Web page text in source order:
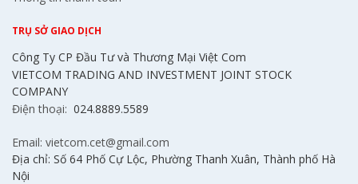
TRỤ SỞ GIAO DỊCH
Công Ty CP Đầu Tư và Thương Mại Việt Com
VIETCOM TRADING AND INVESTMENT JOINT STOCK
COMPANY
Điện thoại: 024.8889.5589
Email: vietcom.cet@gmail.com
Địa chỉ: Số 64 Phố Cự Lộc, Phường Thanh Xuân, Thành phố Hà
Nội